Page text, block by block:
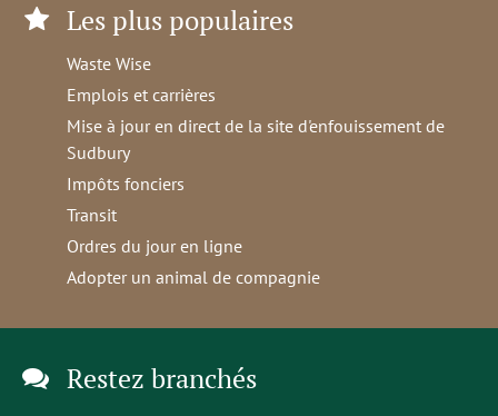
Les plus populaires
Waste Wise
Emplois et carrières
Mise à jour en direct de la site d'enfouissement de
Sudbury
Impôts fonciers
Transit
Ordres du jour en ligne
Adopter un animal de compagnie
Restez branchés